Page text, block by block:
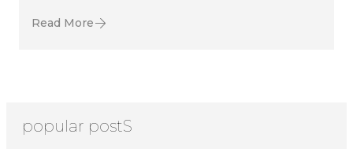
Read More
popular postS